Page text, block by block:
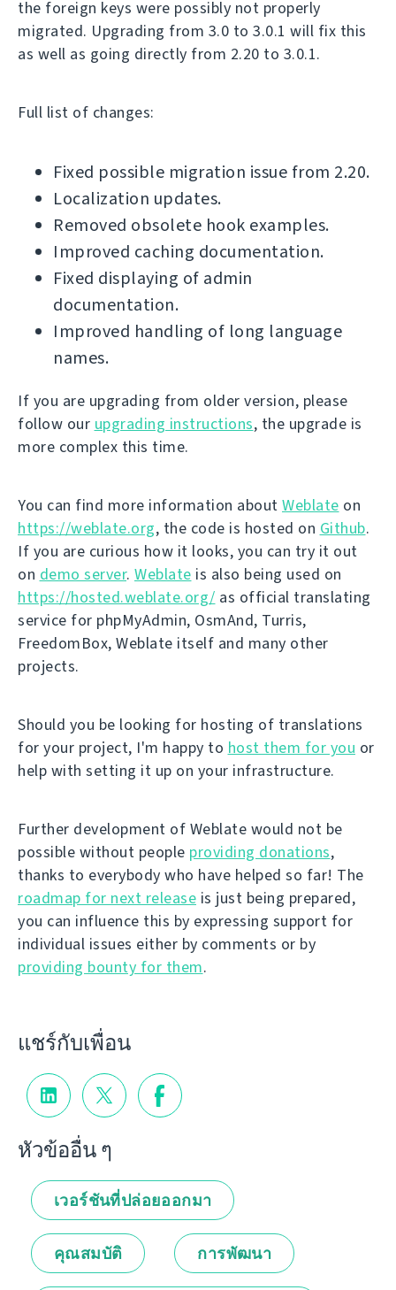
the foreign keys were possibly not properly
migrated. Upgrading from 3.0 to 3.0.1 will fix this
as well as going directly from 2.20 to 3.0.1.
Full list of changes:
Fixed possible migration issue from 2.20.
Localization updates.
Removed obsolete hook examples.
Improved caching documentation.
Fixed displaying of admin
documentation.
Improved handling of long language
names.
If you are upgrading from older version, please
follow our upgrading instructions, the upgrade is
more complex this time.
You can find more information about Weblate on
https://weblate.org, the code is hosted on Github.
If you are curious how it looks, you can try it out
on demo server. Weblate is also being used on
https://hosted.weblate.org/ as official translating
service for phpMyAdmin, OsmAnd, Turris,
FreedomBox, Weblate itself and many other
projects.
Should you be looking for hosting of translations
for your project, I'm happy to host them for you or
help with setting it up on your infrastructure.
Further development of Weblate would not be
possible without people providing donations,
thanks to everybody who have helped so far! The
roadmap for next release is just being prepared,
you can influence this by expressing support for
individual issues either by comments or by
providing bounty for them.
แชร์กับเพื่อน
หัวข้ออื่น ๆ
เวอร์ชันที่ปล่อยออกมา
คุณสมบัติ การพัฒนา